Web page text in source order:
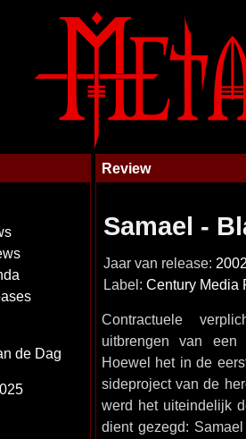
de Dag
Review
Samael -
Jaar van release: 2002
Label: Century Media
Contractuele
uitbrengen van
Hoewel het in de
sideproject van de
werd het uiteindelijk
dient gezegd: